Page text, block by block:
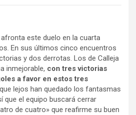
este duelo en la cuarta
En sus últimos cinco encuentros
y dos derrotas. Los de Calleja
inmejorable, con tres victorias
a favor en estos tres
lejos han quedado los fantasmas
que el equipo buscará cerrar
de cuatro» que reafirme su buen